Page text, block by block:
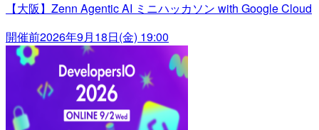
【大阪】Zenn Agentic AI ミニハッカソン with Google Cloud
開催前2026年9月18日(金) 19:00